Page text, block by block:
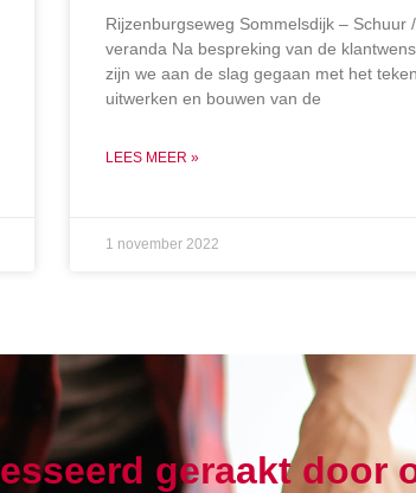
Rijzenburgseweg Sommelsdijk – Schuur /
veranda Na bespreking van de
zijn we aan de slag gegaan met het
uitwerken en bouwen van de
LEES MEER »
1 november 2022
geraakt door